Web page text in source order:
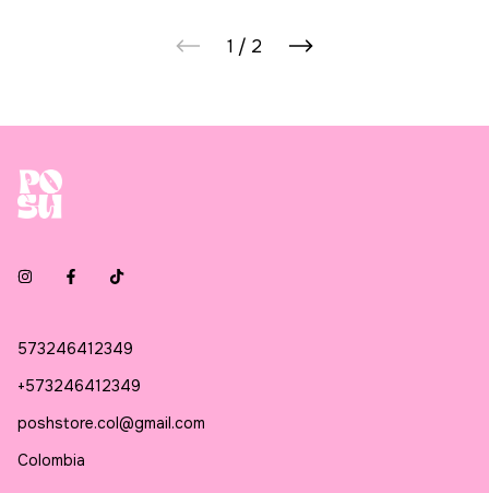
1 / 2
573246412349
+573246412349
poshstore.col@gmail.com
Colombia